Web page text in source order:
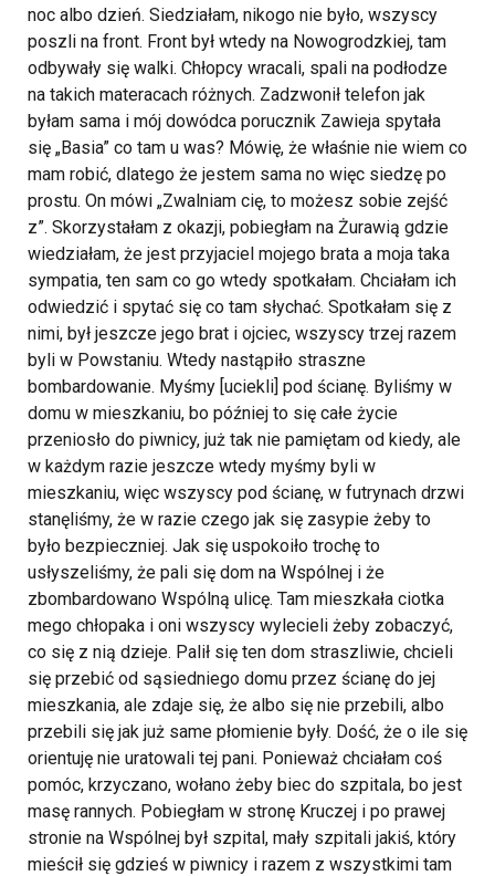
noc albo dzień. Siedziałam, nikogo nie było, wszyscy
poszli na front. Front był wtedy na Nowogrodzkiej, tam
odbywały się walki. Chłopcy wracali, spali na podłodze
na takich materacach różnych. Zadzwonił telefon jak
byłam sama i mój dowódca porucznik Zawieja spytała
się „Basia” co tam u was? Mówię, że właśnie nie wiem co
mam robić, dlatego że jestem sama no więc siedzę po
prostu. On mówi „Zwalniam cię, to możesz sobie zejść
z”. Skorzystałam z okazji, pobiegłam na Żurawią gdzie
wiedziałam, że jest przyjaciel mojego brata a moja taka
sympatia, ten sam co go wtedy spotkałam. Chciałam ich
odwiedzić i spytać się co tam słychać. Spotkałam się z
nimi, był jeszcze jego brat i ojciec, wszyscy trzej razem
byli w Powstaniu. Wtedy nastąpiło straszne
bombardowanie. Myśmy [uciekli] pod ścianę. Byliśmy w
domu w mieszkaniu, bo później to się całe życie
przeniosło do piwnicy, już tak nie pamiętam od kiedy, ale
w każdym razie jeszcze wtedy myśmy byli w
mieszkaniu, więc wszyscy pod ścianę, w futrynach drzwi
stanęliśmy, że w razie czego jak się zasypie żeby to
było bezpieczniej. Jak się uspokoiło trochę to
usłyszeliśmy, że pali się dom na Wspólnej i że
zbombardowano Wspólną ulicę. Tam mieszkała ciotka
mego chłopaka i oni wszyscy wylecieli żeby zobaczyć,
co się z nią dzieje. Palił się ten dom straszliwie, chcieli
się przebić od sąsiedniego domu przez ścianę do jej
mieszkania, ale zdaje się, że albo się nie przebili, albo
przebili się jak już same płomienie były. Dość, że o ile się
orientuję nie uratowali tej pani. Ponieważ chciałam coś
pomóc, krzyczano, wołano żeby biec do szpitala, bo jest
masę rannych. Pobiegłam w stronę Kruczej i po prawej
stronie na Wspólnej był szpital, mały szpitali jakiś, który
mieścił się gdzieś w piwnicy i razem z wszystkimi tam